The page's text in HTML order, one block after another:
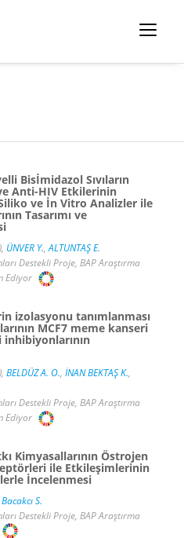
Bisİmidazol Sıvıların
Anti-HIV Etkilerinin
ve İn Vitro Analizler ile
Tasarımı ve
ÜNVER Y.,ALTUNTAŞ E.
Destekli Proje, BAP Araştırma
Ediyor
izolasyonu tanımlanması
MCF7 meme kanseri
BELDÜZ A. O., İNAN BEKTAŞ K.,
Destekli Proje, BAP Araştırma
Ediyor
Kimyasallarının Östrojen
ile Etkileşimlerinin
İncelenmesi
Bacakcı S.
Destekli Proje, BAP Araştırma